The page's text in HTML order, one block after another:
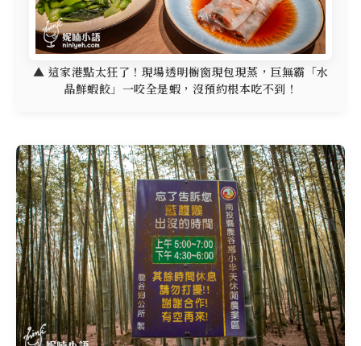
▲ 這家港點太狂了！現場透明櫥窗現包現蒸，巨無霸「水
晶鮮蝦餃」一咬全是蝦，沒預約根本吃不到！